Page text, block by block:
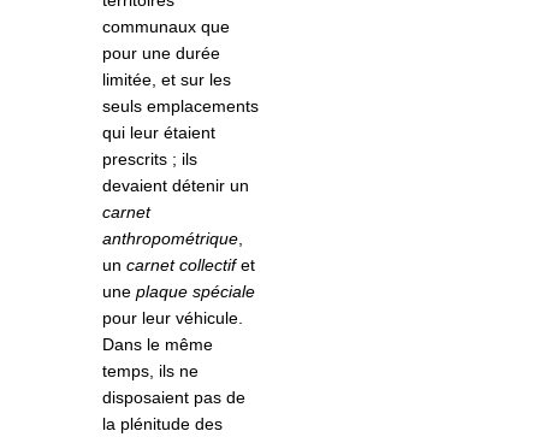
communaux que
pour une durée
limitée, et sur les
seuls emplacements
qui leur étaient
prescrits ; ils
devaient détenir un
carnet
anthropométrique,
un carnet collectifet
une plaque spéciale
pour leur véhicule.
Dans le même
temps, ils ne
disposaient pas de
la plénitude des